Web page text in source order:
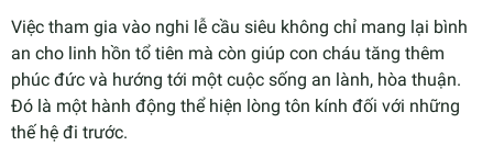
Việc tham gia vào nghi lễ cầu siêu không chỉ mang lại bình
an cho linh hồn tổ tiên mà còn giúp con cháu tăng thêm
phúc đức và hướng tới một cuộc sống an lành, hòa thuận.
Đó là một hành động thể hiện lòng tôn kính đối với những
thế hệ đi trước.